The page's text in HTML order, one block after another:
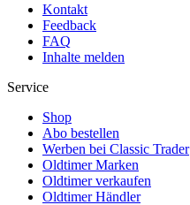
Kontakt
Feedback
FAQ
Inhalte melden
Service
Shop
Abo bestellen
Werben bei Classic Trader
Oldtimer Marken
Oldtimer verkaufen
Oldtimer Händler